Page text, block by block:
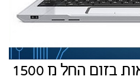
מגוון גדול של הרצאות בזום החל מ 1500